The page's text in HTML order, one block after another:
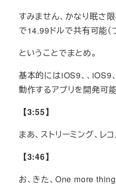
すみません、かなり眠さ
で14.99ドルで共有可能（
ということでまとめ。
基本的にはiOS9、、
動作するアプリを開発可
【3:55】
まあ、ストリーミング、レ
【3:46】
お、きた、One more